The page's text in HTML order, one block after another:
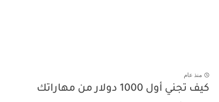
منذ عام
كيف تجني أول 1000 دولار من مهاراتك